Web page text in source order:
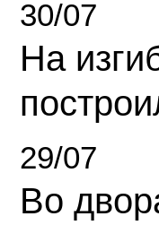
30/07
На
29/07
Во